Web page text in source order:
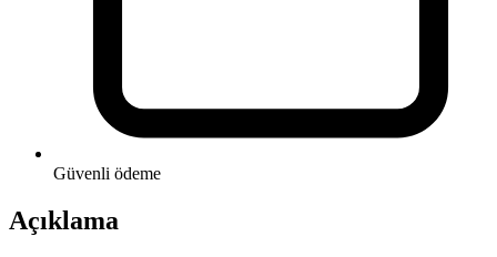
Güvenli ödeme
Açıklama